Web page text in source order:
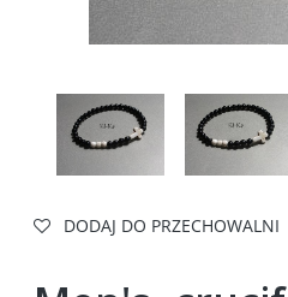
DODAJ DO PRZECHOWALNI